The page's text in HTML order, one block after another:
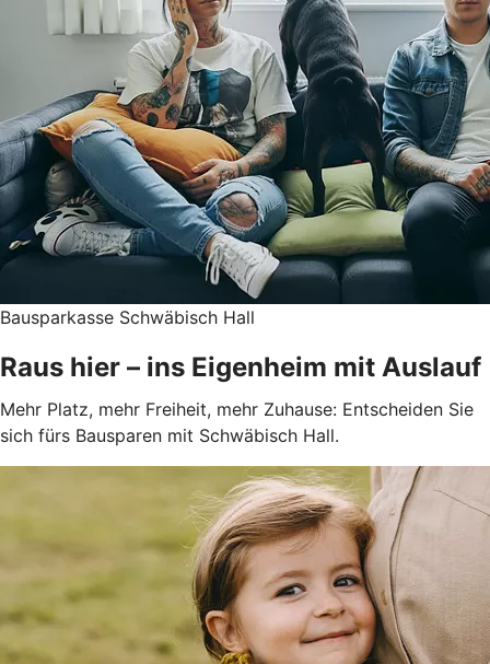
Bausparkasse Schwäbisch Hall
Raus hier – ins Eigenheim mit Auslauf
Mehr Platz, mehr Freiheit, mehr Zuhause: Entscheiden Sie
sich fürs Bausparen mit Schwäbisch Hall.